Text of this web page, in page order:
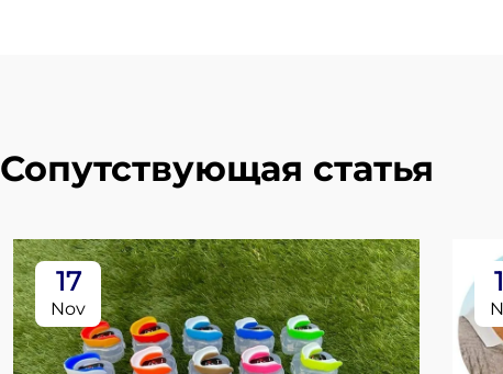
Сопутствующая статья
17
Nov